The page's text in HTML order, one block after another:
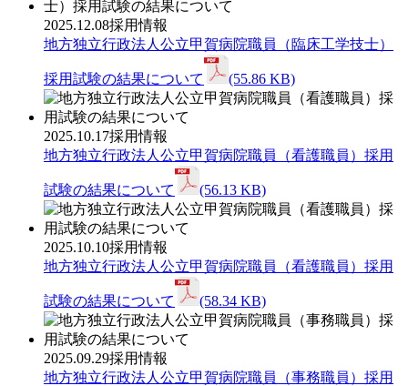
2025.12.08採用情報
地方独立行政法人公立甲賀病院職員（臨床工学技士）
採用試験の結果について (55.86 KB)
2025.10.17採用情報
地方独立行政法人公立甲賀病院職員（看護職員）採用
試験の結果について (56.13 KB)
2025.10.10採用情報
地方独立行政法人公立甲賀病院職員（看護職員）採用
試験の結果について (58.34 KB)
2025.09.29採用情報
地方独立行政法人公立甲賀病院職員（事務職員）採用